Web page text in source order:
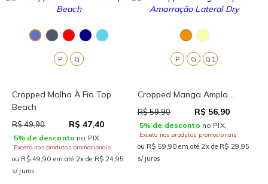
P G
Cropped Malha À Fio Top
Beach
R$ 49,90 R$ 47,40
5% de desconto no PIX.
Exceto nos produtos promocionais
ou R$ 49,90 em até 2x de R$ 24,95
s/ juros
P G G1
Cropped Manga Ampla ...
R$ 59,90 R$ 56,90
5% de desconto no PIX.
Exceto nos produtos promocionais
ou R$ 59,90 em até 2x de R$ 29,95
s/ juros